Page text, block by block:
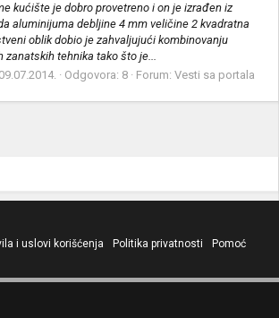
kućište je dobro provetreno i on je izrađen iz
aluminijuma debljine 4 mm veličine 2 kvadratna
oblik dobio je zahvaljujući kombinovanju
zanatskih tehnika tako što je...
09.07.2014. Odgovora: 8 Forum: Vesti sa portala
i uslovi korišćenja Politika privatnosti
Pomoć